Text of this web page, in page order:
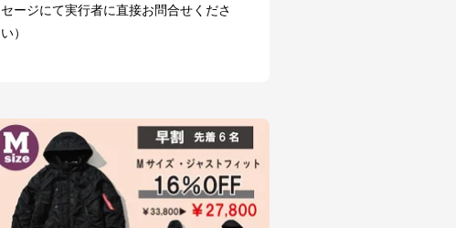
セージにて実行者に直接お問合せくださ
い）